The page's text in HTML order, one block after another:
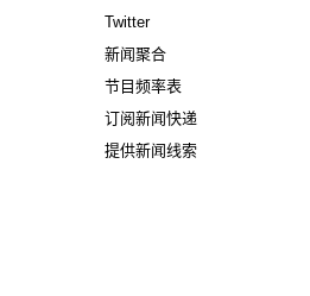
Twitter
新闻聚合
节目频率表
订阅新闻快递
提供新闻线索